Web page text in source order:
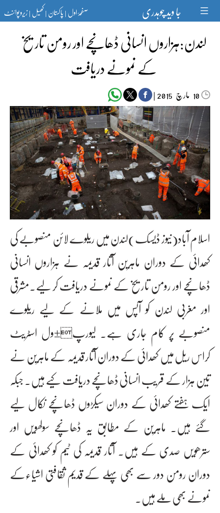
content جا وید چوہدری صفحۂ اول|پاکستان|کھیل|زیرو پوائنٹ
لندن:ہزاروں انسانی ڈھانچے اور رومن تاریخ
کے نمونے دریافت
10 مارچ‬‮ |
اسلام آباد(نیوز ڈیسک)لندن میں ریلوے لائن منصوبے کی
کھدائی کے دوران ماہرین آثار قدیمہ نے ہزاروں انسانی
ڈھانچے اور رومن تاریخ کے نمونے دریافت کر لیے۔مشرقی
اور مغربی لندن کو آپس میں ملانے کے لیے ریلوے
منصوبے پر کام جاری ہے۔ لیورپ±ول اسٹریٹ
کراس ریل میں کھدائی کے دوران آثار قدیمہ کے ماہرین نے
تین ہزار کے قریب انسانی ڈھانچے دریافت کیے ہیں۔ جبکہ
ایک ہفتے کھدائی کے دوران سیکڑوں ڈھانچے نکال لیے
گئے ہیں۔ ماہرین کے مطابق یہ ڈھانچے سولھویں اور
سترھویں صدی کے ہیں۔ آثار قدیمہ کی ٹیم کو کھدائی کے
دوران رومن دور سے بھی پہلے کے قدیم ثقافتی اشیاءکے
نمونے بھی ملے ہیں۔